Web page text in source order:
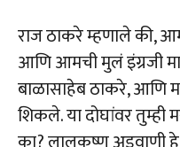
राज ठाकरे म्हणाले की,
आणि आमची मुलं इंग्रजी
बाळासाहेब ठाकरे, आणि
शिकले. या दोघांवर